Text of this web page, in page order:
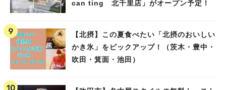
can ting 北千里店」がオープン予定！
【北摂】この夏食べたい「北摂のおいしい
かき氷」をピックアップ！（茨木・豊中・
吹田・箕面・池田）